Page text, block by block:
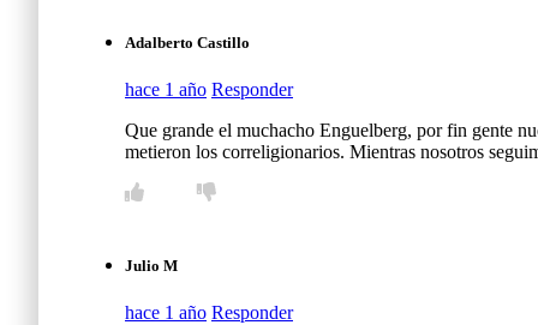
Adalberto Castillo
hace 1 año Responder
Que grande el muchacho Enguelberg, por fin gente
metieron los correligionarios. Mientras nosotros
Julio M
hace 1 año Responder